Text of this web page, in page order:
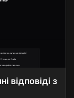
відповіді з